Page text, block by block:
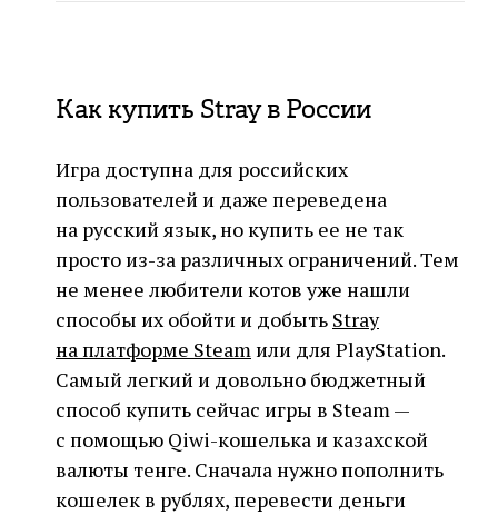
Как купить Stray в России
Игра доступна для российских
пользователей и даже переведена
на русский язык, но купить ее не так
просто из-за различных ограничений. Тем
не менее любители котов уже нашли
способы их обойти и добыть Stray
на платформе Steamили для PlayStation.
Самый легкий и довольно бюджетный
способ купить сейчас игры в Steam —
с помощью Qiwi-кошелька и казахской
валюты тенге. Сначала нужно пополнить
кошелек в рублях, перевести деньги